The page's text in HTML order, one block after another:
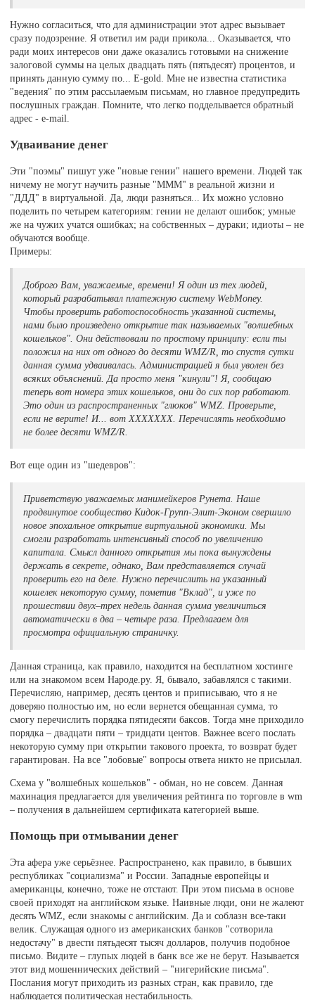
Нужно согласиться, что для администрации этот адрес вызывает
сразу подозрение. Я ответил им ради прикола... Оказывается, что
ради моих интересов они даже оказались готовыми на снижение
залоговой суммы на целых двадцать пять (пятьдесят) процентов, и
принять данную сумму по... E-gold. Мне не известна статистика
"ведения" по этим рассылаемым письмам, но главное предупредить
послушных граждан. Помните, что легко подделывается обратный
адрес - e-mail.
Удваивание денег
Эти "поэмы" пишут уже "новые гении" нашего времени. Людей так
ничему не могут научить разные "МММ" в реальной жизни и
"ДДД" в виртуальной. Да, люди разняться... Их можно условно
поделить по четырем категориям: гении не делают ошибок; умные
же на чужих учатся ошибках; на собственных – дураки; идиоты – не
обучаются вообще.
Примеры:
Доброго Вам, уважаемые, времени! Я один из тех людей,
который разрабатывал платежную систему WebMoney.
Чтобы проверить работоспособность указанной системы,
нами было произведено открытие так называемых "волшебных
кошельков". Они действовали по простому принципу: если ты
положил на них от одного до десяти WMZ/R, то спустя сутки
данная сумма удваивалась. Администрацией я был уволен без
всяких объяснений. Да просто меня "кинули"! Я, сообщаю
теперь вот номера этих кошельков, они до сих пор работают.
Это один из распространенных "глюков" WMZ. Проверьте,
если не верите! И... вот ХХХХХХХ. Перечислять необходимо
не более десяти WMZ/R.
Вот еще один из "шедевров":
Приветствую уважаемых манимейкеров Рунета. Наше
продвинутое сообщество Кидок-Групп-Элит-Эконом свершило
новое эпохальное открытие виртуальной экономики. Мы
смогли разработать интенсивный способ по увеличению
капитала. Смысл данного открытия мы пока вынуждены
держать в секрете, однако, Вам представляется случай
проверить его на деле. Нужно перечислить на указанный
кошелек некоторую сумму, пометив "Вклад", и уже по
прошествии двух–трех недель данная сумма увеличиться
автоматически в два – четыре раза. Предлагаем для
просмотра официальную страничку.
Данная страница, как правило, находится на бесплатном хостинге
или на знакомом всем Народе.ру. Я, бывало, забавлялся с такими.
Перечисляю, например, десять центов и приписываю, что я не
доверяю полностью им, но если вернется обещанная сумма, то
смогу перечислить порядка пятидесяти баксов. Тогда мне приходило
порядка – двадцати пяти – тридцати центов. Важнее всего послать
некоторую сумму при открытии такового проекта, то возврат будет
гарантирован. На все "лобовые" вопросы ответа никто не присылал.
Схема у "волшебных кошельков" - обман, но не совсем. Данная
махинация предлагается для увеличения рейтинга по торговле в wm
– получения в дальнейшем сертификата категорией выше.
Помощь при отмывании денег
Эта афера уже серьёзнее. Распространено, как правило, в бывших
республиках "социализма" и России. Западные европейцы и
американцы, конечно, тоже не отстают. При этом письма в основе
своей приходят на английском языке. Наивные люди, они не жалеют
десять WMZ, если знакомы с английским. Да и соблазн все-таки
велик. Служащая одного из американских банков "сотворила
недостачу" в двести пятьдесят тысяч долларов, получив подобное
письмо. Видите – глупых людей в банк все же не берут. Называется
этот вид мошеннических действий – "нигерийские письма".
Послания могут приходить из разных стран, как правило, где
наблюдается политическая нестабильность.